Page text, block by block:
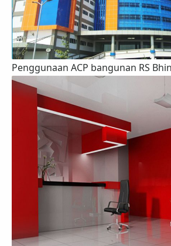
Penggunaan ACP bangunan RS